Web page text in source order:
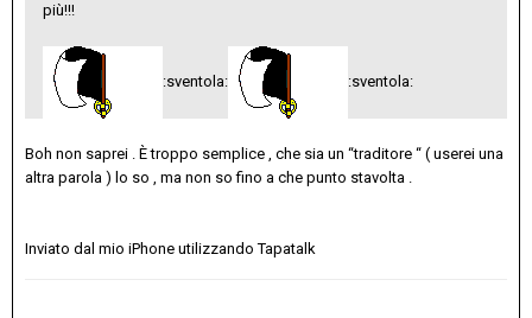
più!!!
:sventola: :sventola:
Boh non saprei . È troppo semplice , che sia un “traditore “ ( userei una
altra parola ) lo so , ma non so fino a che punto stavolta .
Inviato dal mio iPhone utilizzando Tapatalk